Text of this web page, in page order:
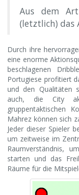
Aus dem
(letztlich) das
Durch ihre
eine enorme
beschlagenen
Portugiese profitiert
und den Qualitäten
auch, die City
gruppentaktischen
Mahrez können sich
Jeder dieser Spieler
um zeitweise im
Raumverständnis,
starten und das
Räume für die